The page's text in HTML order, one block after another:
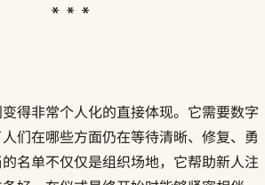
得非常个人化的直接体现。它需要数字
们在哪些方面仍在等待清晰、修复、勇
名单不仅仅是组织场地，它帮助新人注